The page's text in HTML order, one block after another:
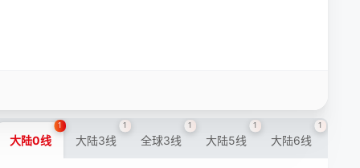
大陆0线
1
大陆3线
1
全球3线
1
大陆5线
1
大陆6线
1